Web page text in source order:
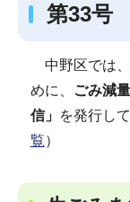
第33号
中野区では、
めに、
ごみ減
信」 を発行し
覧）